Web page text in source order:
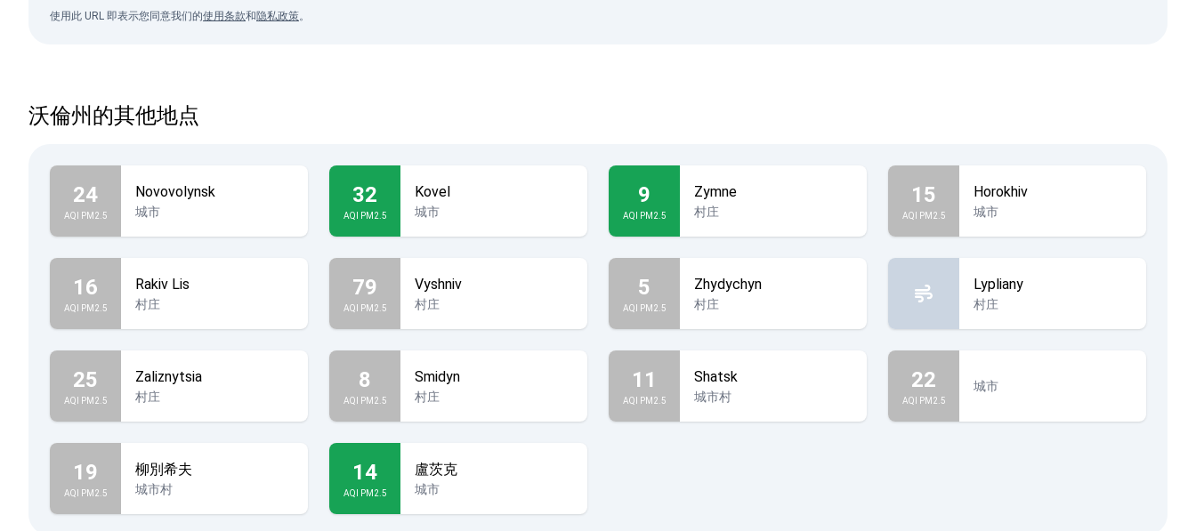
使用此 URL 即表示您同意我们的使用条款和隐私政策。
沃倫州的其他地点
24
AQI PM2.5
Novovolynsk
城市
32
AQI PM2.5
Kovel
城市
9
AQI PM2.5
Zymne
村庄
15
AQI PM2.5
Horokhiv
城市
16
AQI PM2.5
Rakiv Lis
村庄
79
AQI PM2.5
Vyshniv
村庄
5
AQI PM2.5
Zhydychyn
村庄
Lypliany
村庄
25
AQI PM2.5
Zaliznytsia
村庄
8
AQI PM2.5
Smidyn
村庄
11
AQI PM2.5
Shatsk
城市村
22
AQI PM2.5
城市
19
AQI PM2.5
柳別希夫
城市村
14
AQI PM2.5
盧茨克
城市